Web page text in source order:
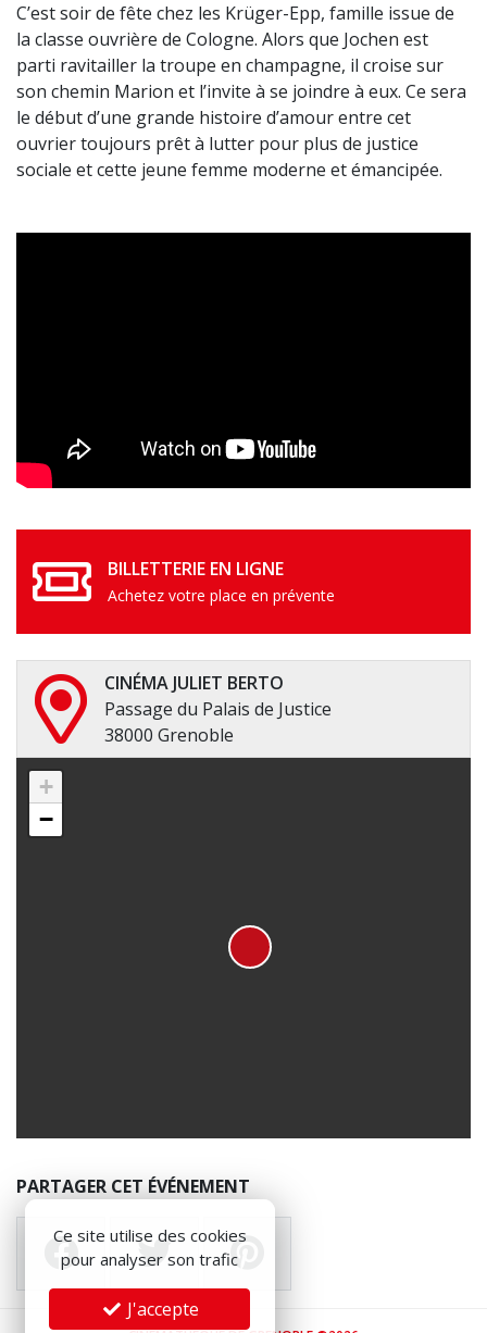
C’est soir de fête chez les Krüger-Epp, famille issue de
la classe ouvrière de Cologne. Alors que Jochen est
parti ravitailler la troupe en champagne, il croise sur
son chemin Marion et l’invite à se joindre à eux. Ce sera
le début d’une grande histoire d’amour entre cet
ouvrier toujours prêt à lutter pour plus de justice
sociale et cette jeune femme moderne et émancipée.
BILLETTERIE EN LIGNE
Achetez votre place en prévente
CINÉMA JULIET BERTO
Passage du Palais de Justice
38000 Grenoble
+
−
PARTAGER CET ÉVÉNEMENT
Ce site utilise des cookies
pour analyser son trafic
J'accepte